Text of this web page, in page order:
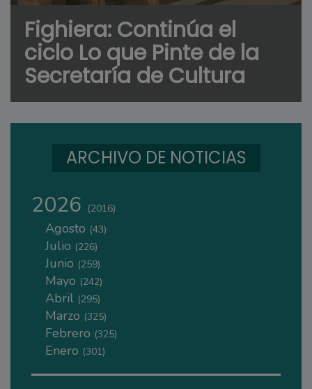
Fighiera: Continúa el
ciclo Lo que Pinte de la
Secretaría de Cultura
ARCHIVO DE NOTICIAS
2026 (2016)
Agosto (43)
Julio (226)
Junio (259)
Mayo (242)
Abril (295)
Marzo (325)
Febrero (325)
Enero (301)